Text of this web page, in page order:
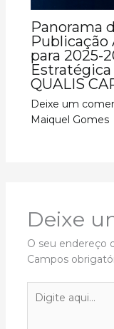
Panorama
Publicação
para 2025-
QUALIS
Deixe um
Maiquel Gomes
Deixe
O seu endereço
Campos
aqui...